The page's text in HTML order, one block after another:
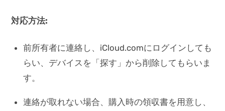
対応方法:
前所有者に連絡し、iCloud.comにログインしても
らい、デバイスを「探す」から削除してもらいま
す。
連絡が取れない場合、購入時の領収書を用意し、